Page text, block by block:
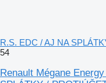
R.S. EDC / AJ NA
54
Renault Mégane